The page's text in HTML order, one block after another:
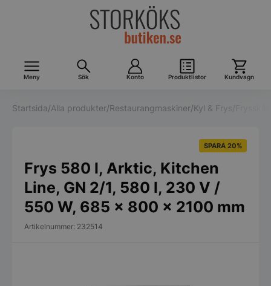
Meny Sök Konto Produktlistor Kundvagn
Startsida/Alla produkter/Restaurangmaskiner/Kyl & Frys /
SPARA 20%
Frys 580 l, Arktic, Kitchen
Line, GN 2/1, 580 l, 230 V /
550 W, 685 x 800 x 2100 mm
Artikelnummer: 232514